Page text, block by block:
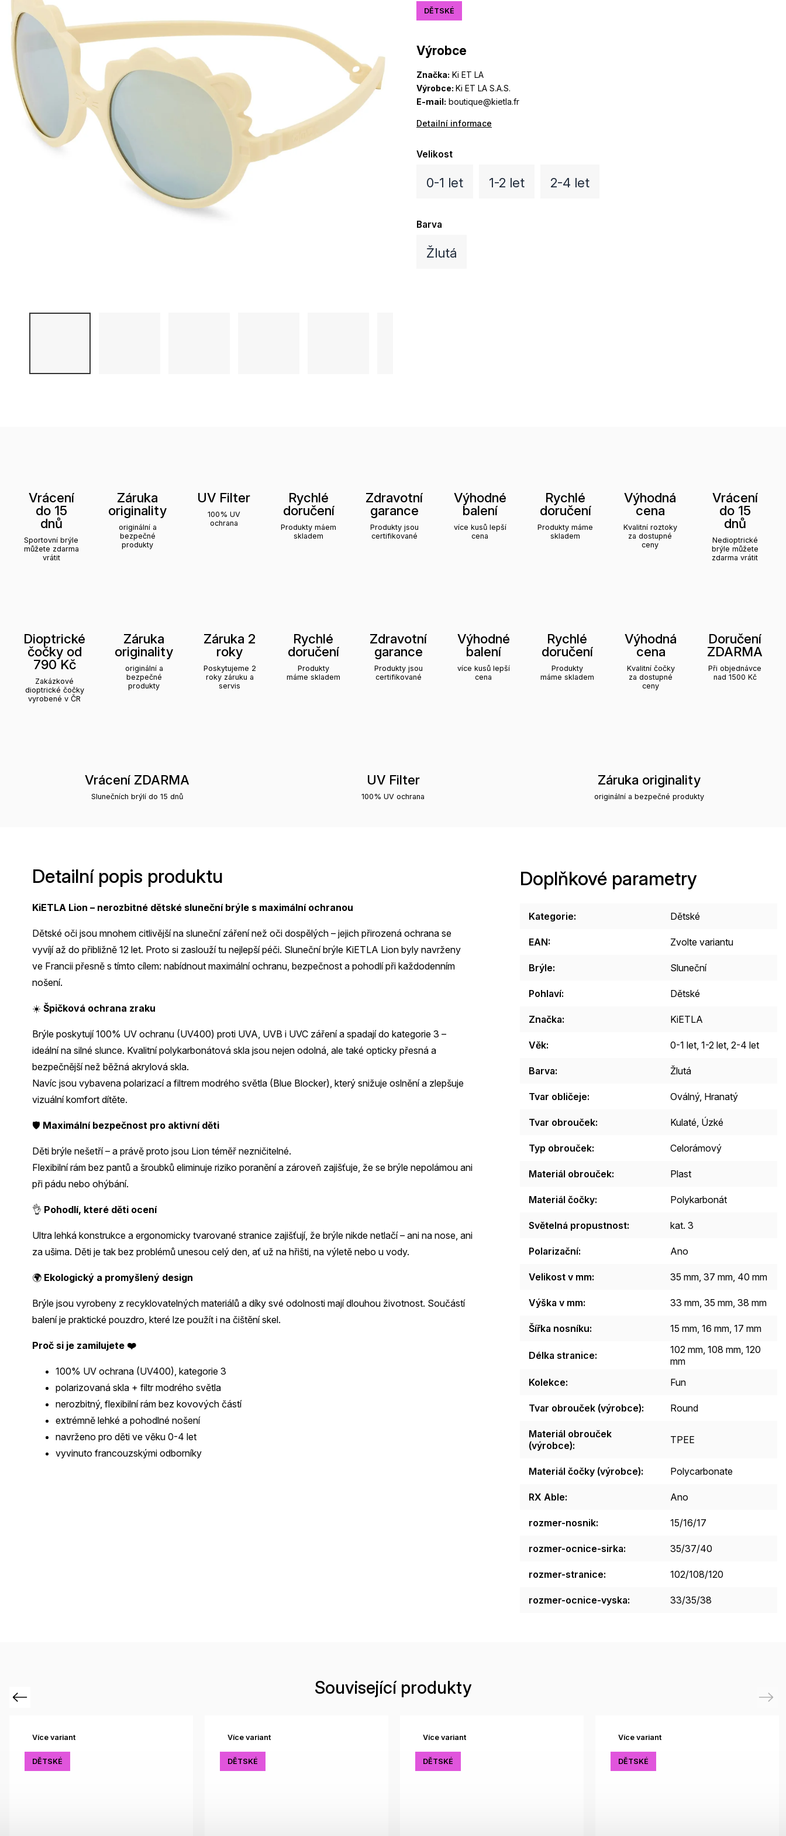
Výrobce
Značka: Ki ET LA
Výrobce:Ki ET LA S.A.S.
E-mail: boutique@kietla.fr
Detailní informace
DĚTSKÉ
Velikost
0-1 let 1-2 let 2-4 let
Barva
Žlutá
Vrácení
do 15
dnů
Sportovní brýle
můžete zdarma
vrátit
Záruka
originality
originální a
bezpečné
produkty
UV Filter
100% UV
ochrana
Rychlé
doručení
Produkty máem
skladem
Zdravotní
garance
Produkty jsou
certifikované
Výhodné
balení
více kusů lepší
cena
Rychlé
doručení
Produkty máme
skladem
Výhodná
cena
Kvalitní roztoky
za dostupné
ceny
Vrácení
do 15
dnů
Nedioptrické
brýle můžete
zdarma vrátit
Dioptrické
čočky od
790 Kč
Zakázkové
dioptrické čočky
vyrobené v ČR
Záruka
originality
originální a
bezpečné
produkty
Záruka 2
roky
Poskytujeme 2
roky záruku a
servis
Rychlé
doručení
Produkty
máme skladem
Zdravotní
garance
Produkty jsou
certifikované
Výhodné
balení
více kusů lepší
cena
Rychlé
doručení
Produkty
máme skladem
Výhodná
cena
Kvalitní čočky
za dostupné
ceny
Doručení
ZDARMA
Při objednávce
nad 1500 Kč
Vrácení ZDARMA
Slunečních brýlí do 15 dnů
UV Filter
100% UV ochrana
Záruka originality
originální a bezpečné produkty
Detailní popis produktu
KiETLA Lion – nerozbitné dětské sluneční brýle s maximální ochranou
Dětské oči jsou mnohem citlivější na sluneční záření než oči dospělých – jejich přirozená ochrana se
vyvíjí až do přibližně 12 let. Proto si zaslouží tu nejlepší péči. Sluneční brýle KiETLA Lion byly navrženy
ve Francii přesně s tímto cílem: nabídnout maximální ochranu, bezpečnost a pohodlí při každodenním
nošení.
☀️ Špičková ochrana zraku
Brýle poskytují 100% UV ochranu (UV400) proti UVA, UVB i UVC záření a spadají do kategorie 3 –
ideální na silné slunce. Kvalitní polykarbonátová skla jsou nejen odolná, ale také opticky přesná a
bezpečnější než běžná akrylová skla.
Navíc jsou vybavena polarizací a filtrem modrého světla (Blue Blocker), který snižuje oslnění a zlepšuje
vizuální komfort dítěte.
🛡️ Maximální bezpečnost pro aktivní děti
Děti brýle nešetří – a právě proto jsou Lion téměř nezničitelné.
Flexibilní rám bez pantů a šroubků eliminuje riziko poranění a zároveň zajišťuje, že se brýle nepolámou ani
při pádu nebo ohýbání.
👌 Pohodlí, které děti ocení
Ultra lehká konstrukce a ergonomicky tvarované stranice zajišťují, že brýle nikde netlačí – ani na nose, ani
za ušima. Děti je tak bez problémů unesou celý den, ať už na hřišti, na výletě nebo u vody.
🌍 Ekologický a promyšlený design
Brýle jsou vyrobeny z recyklovatelných materiálů a díky své odolnosti mají dlouhou životnost. Součástí
balení je praktické pouzdro, které lze použít i na čištění skel.
Proč si je zamilujete ❤️
100% UV ochrana (UV400), kategorie 3
polarizovaná skla + filtr modrého světla
nerozbitný, flexibilní rám bez kovových částí
extrémně lehké a pohodlné nošení
navrženo pro děti ve věku 0-4 let
vyvinuto francouzskými odborníky
Doplňkové parametry
Kategorie: Dětské
EAN: Zvolte variantu
Brýle: Sluneční
Pohlaví: Dětské
Značka: KiETLA
Věk: 0-1 let, 1-2 let, 2-4 let
Barva: Žlutá
Tvar obličeje: Oválný, Hranatý
Tvar obrouček: Kulaté, Úzké
Typ obrouček: Celorámový
Materiál obrouček: Plast
Materiál čočky: Polykarbonát
Světelná propustnost: kat. 3
Polarizační: Ano
Velikost v mm: 35 mm, 37 mm, 40 mm
Výška v mm: 33 mm, 35 mm, 38 mm
Šířka nosníku: 15 mm, 16 mm, 17 mm
Délka stranice:
102 mm, 108 mm, 120
mm
Kolekce: Fun
Tvar obrouček (výrobce): Round
Materiál obrouček
(výrobce): TPEE
Materiál čočky (výrobce): Polycarbonate
RX Able: Ano
rozmer-nosnik: 15/16/17
rozmer-ocnice-sirka: 35/37/40
rozmer-stranice: 102/108/120
rozmer-ocnice-vyska: 33/35/38
Související produkty
Previous
Více variant
DĚTSKÉ
Více variant
DĚTSKÉ
Více variant
DĚTSKÉ
Více variant
DĚTSKÉ
Next